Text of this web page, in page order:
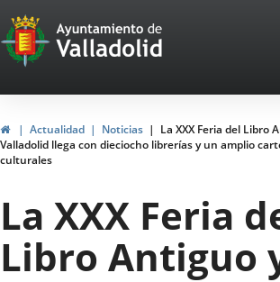
Portal
Web
del
Ayuntamiento
de
Valladolid
InicioActualidad Noticias
La XXX Feria del Libro
Valladolid llega con dieciocho librerías y un amplio
culturales
La XXX Feria
Libro Antiguo